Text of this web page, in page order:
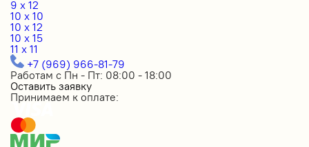
9 x 12
10 x 10
10 x 12
10 x 15
11 x 11
+7 (969) 966-81-79
Работам с Пн - Пт: 08:00 - 18:00
Оставить заявку
Принимаем к оплате: